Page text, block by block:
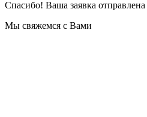
Спасибо! Ваша заявка отправлена
Мы свяжемся с Вами